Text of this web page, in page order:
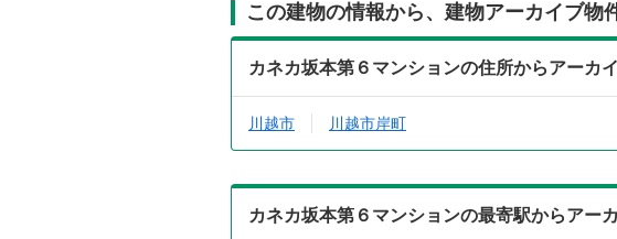
この建物の情報から、建物アーカイブ物
カネカ坂本第６マンションの住所からアーカ
川越市 川越市岸町
カネカ坂本第６マンションの最寄駅からアー